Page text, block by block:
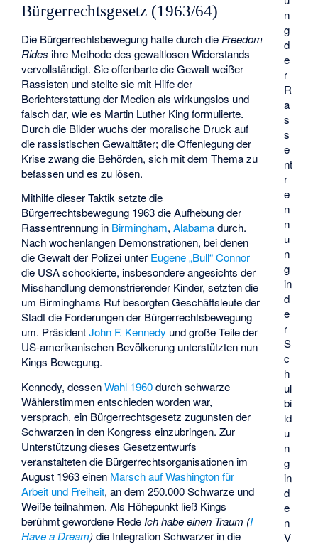
n
g
d
e
r
R
a
s
s
e
nt
r
e
n
n
u
n
g
in
d
e
r
S
c
h
ul
bi
ld
u
n
g
in
d
e
n
V
Bürgerrechtsgesetz (1963/64)
Die Bürgerrechtsbewegung hatte durch die Freedom
Rides ihre Methode des gewaltlosen Widerstands
vervollständigt. Sie offenbarte die Gewalt weißer
Rassisten und stellte sie mit Hilfe der
Berichterstattung der Medien als wirkungslos und
falsch dar, wie es Martin Luther King formulierte.
Durch die Bilder wuchs der moralische Druck auf
die rassistischen Gewalttäter; die Offenlegung der
Krise zwang die Behörden, sich mit dem Thema zu
befassen und es zu lösen.
Mithilfe dieser Taktik setzte die
Bürgerrechtsbewegung 1963 die Aufhebung der
Rassentrennung in Birmingham,Alabamadurch.
Nach wochenlangen Demonstrationen, bei denen
die Gewalt der Polizei unter Eugene „Bull“ Connor
die USA schockierte, insbesondere angesichts der
Misshandlung demonstrierender Kinder, setzten die
um Birminghams Ruf besorgten Geschäftsleute der
Stadt die Forderungen der Bürgerrechtsbewegung
um. PräsidentJohn F. Kennedy und große Teile der
US-amerikanischen Bevölkerung unterstützten nun
Kings Bewegung.
Kennedy, dessenWahl 1960durch schwarze
Wählerstimmen entschieden worden war,
versprach, ein Bürgerrechtsgesetz zugunsten der
Schwarzen in den Kongress einzubringen. Zur
Unterstützung dieses Gesetzentwurfs
veranstalteten die Bürgerrechtsorganisationen im
August 1963 einen Marsch auf Washington für
Arbeit und Freiheit, an dem 250.000 Schwarze und
Weiße teilnahmen. Als Höhepunkt ließ Kings
berühmt gewordene Rede Ich habe einen Traum (I
Have a Dream)die Integration Schwarzer in die